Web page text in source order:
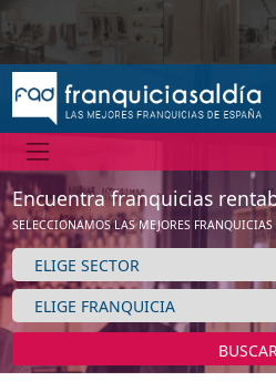
Encuentra franquicias
SELECCIONAMOS LAS MEJORES